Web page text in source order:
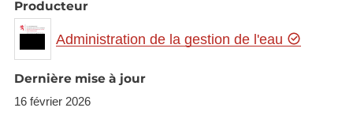
Producteur
Administration de la gestion de l'eau
Dernière mise à jour
16 février 2026